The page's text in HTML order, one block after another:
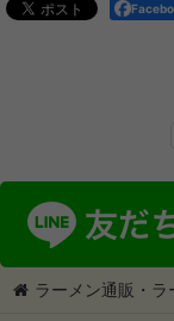
ラーメン通販・